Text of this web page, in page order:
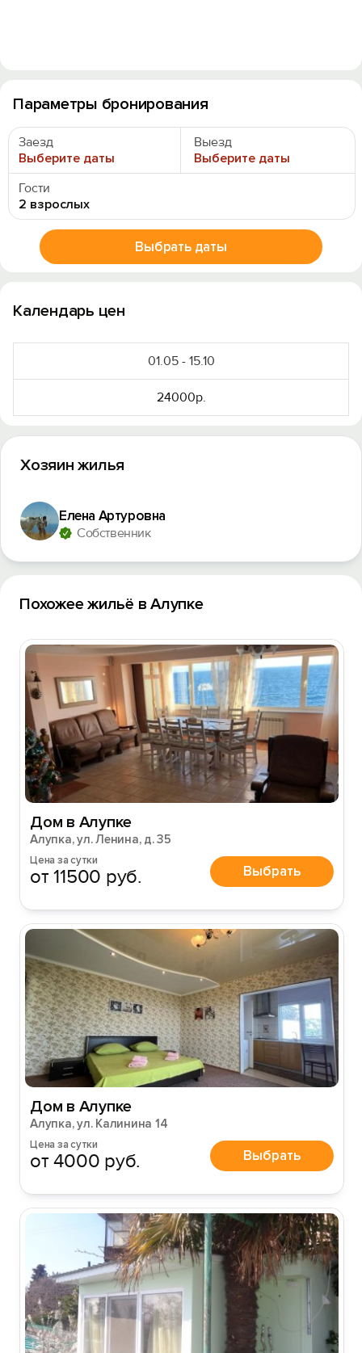
Параметры бронирования
Заезд
Выберите даты
Выезд
Выберите даты
Гости
2 взрослых
Выбрать даты
Календарь цен
01.05 - 15.10
24000р.
Хозяин жилья
Елена Артуровна
Собственник
Похожее жильё в Алупке
Дом в Алупке
Алупка, ул. Ленина, д. 35
Цена за сутки
от 11500 руб. Выбрать
Дом в Алупке
Алупка, ул. Калинина 14
Цена за сутки
от 4000 руб. Выбрать
Войти илиЗарегистрироваться
Войти
Войти с помощью